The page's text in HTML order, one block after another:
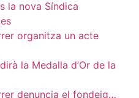
la nova Síndica
organitza un acte
la Medalla d’Or de la
denuncia el fondeig…